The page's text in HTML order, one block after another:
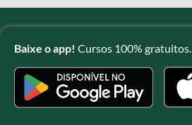
Baixe o app! Cursos 100% gratuitos.
Fale conosco
Termos de uso